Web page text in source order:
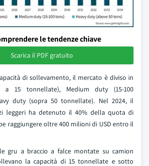
le tendenze chiave
Scarica il PDF gratuito
di sollevamento, il mercato è diviso in
15 tonnellate), Medium duty (15-100
duty (sopra 50 tonnellate). Nel 2024, il
leggeri ha detenuto il 40% della quota di
raggiungere oltre 400 milioni di USD entro il
gru a braccio a falce montate su camion
la capacità di 15 tonnellate e sotto